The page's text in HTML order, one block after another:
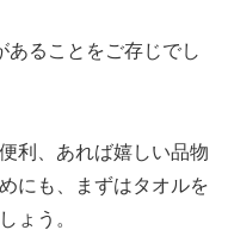
あることをご存じでし
利、あれば嬉しい品物
にも、まずはタオルを
ょう。